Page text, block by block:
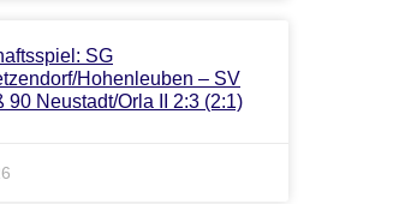
SG
Hohenleuben – SV
90 Neustadt/Orla II 2:3 (2:1)